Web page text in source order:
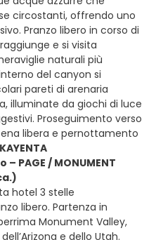
circostanti, offrendo uno
Pranzo libero in corso di
e si visita
naturali più
del canyon si
pareti di arenaria
illuminate da giochi di luce
Proseguimento verso
libera e pernottamento
PAGE / MONUMENT
hotel 3 stelle
libero. Partenza in
Monument Valley,
e dello Utah.